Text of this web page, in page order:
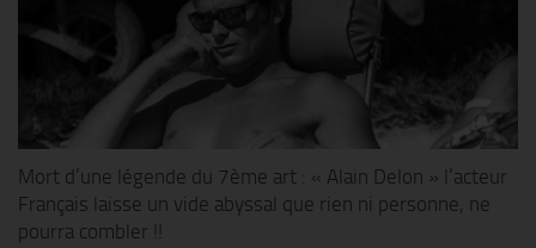
Mort d’une légende du 7ème art : « Alain Delon » l’acteur
Français laisse un vide abyssal que rien ni personne, ne
pourra combler !!